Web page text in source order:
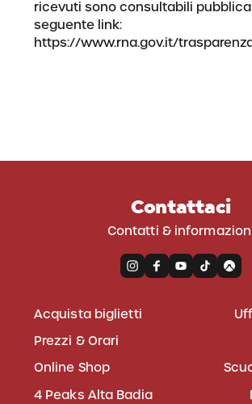
ricevuti sono consultabili
seguente link:
https://www.rna.gov.it/
Contattaci
Contatti &
Acquista biglietti
Prezzi & Orari
Online Shop
4 Peaks Alta Badia